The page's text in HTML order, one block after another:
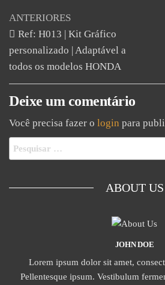
ANTERIORES
Ref: H013 | Kit Gráfico
personalizado | Adaptável a
todos os modelos HONDA
Deixe um comentário
Você precisa fazer o login para
ABOUT US
JOHN DOE
Lorem ipsum dolor sit amet,
Pellentesque ipsum. Vestibulum